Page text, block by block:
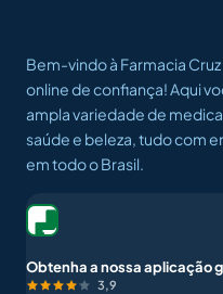
Bem-vindo à Farmacia
online de confiança! Aqui
ampla variedade de
saúde e beleza, tudo com
em todo o Brasil.
Obtenha a nossa aplicação
3,9